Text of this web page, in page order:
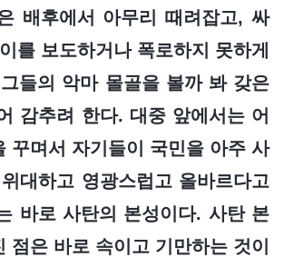
배후에서 아무리 때려잡고, 싸
를 보도하거나 폭로하지 못하게
들의 악마 몰골을 볼까 봐 갖은
감추려 한다. 대중 앞에서는 어
꾸며서 자기들이 국민을 아주 사
대하고 영광스럽고 올바르다고
바로 사탄의 본성이다. 사탄 본
점은 바로 속이고 기만하는 것이